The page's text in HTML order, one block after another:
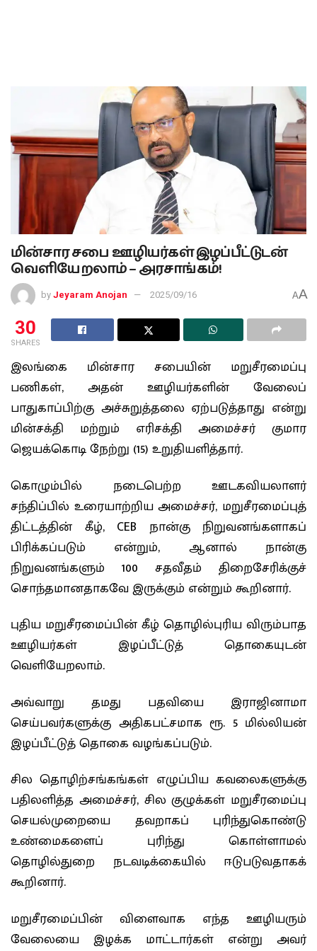
மின்சார சபை ஊழியர்கள் இழப்பீட்டுடன்
வெளியேறலாம் – அரசாங்கம்!
by Jeyaram Anojan 2025/09/16 AA
30
SHARES
இலங்கை மின்சார சபையின் மறுசீரமைப்பு
பணிகள், அதன் ஊழியர்களின் வேலைப்
பாதுகாப்பிற்கு அச்சுறுத்தலை ஏற்படுத்தாது என்று
மின்சக்தி மற்றும் எரிசக்தி அமைச்சர் குமார
ஜெயக்கொடி நேற்று (15) உறுதியளித்தார்.
கொழும்பில் நடைபெற்ற ஊடகவியலாளர்
சந்திப்பில் உரையாற்றிய அமைச்சர், மறுசீரமைப்புத்
திட்டத்தின் கீழ், CEB நான்கு நிறுவனங்களாகப்
பிரிக்கப்படும் என்றும், ஆனால் நான்கு
நிறுவனங்களும் 100 சதவீதம் திறைசேரிக்குச்
சொந்தமானதாகவே இருக்கும் என்றும் கூறினார்.
புதிய மறுசீரமைப்பின் கீழ் தொழில்புரிய விரும்பாத
ஊழியர்கள் இழப்பீட்டுத் தொகையுடன்
வெளியேறலாம்.
அவ்வாறு தமது பதவியை இராஜினாமா
செய்பவர்களுக்கு அதிகபட்சமாக ரூ. 5 மில்லியன்
இழப்பீட்டுத் தொகை வழங்கப்படும்.
சில தொழிற்சங்கங்கள் எழுப்பிய கவலைகளுக்கு
பதிலளித்த அமைச்சர், சில குழுக்கள் மறுசீரமைப்பு
செயல்முறையை தவறாகப் புரிந்துகொண்டு
உண்மைகளைப் புரிந்து கொள்ளாமல்
தொழில்துறை நடவடிக்கையில் ஈடுபடுவதாகக்
கூறினார்.
மறுசீரமைப்பின் விளைவாக எந்த ஊழியரும்
வேலையை இழக்க மாட்டார்கள் என்று அவர்